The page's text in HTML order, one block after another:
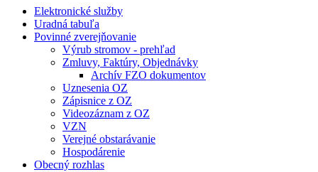
Elektronické služby
Uradná tabuľa
Povinné zverejňovanie
Výrub stromov - prehľad
Zmluvy, Faktúry, Objednávky
Archív FZO dokumentov
Uznesenia OZ
Zápisnice z OZ
Videozáznam z OZ
VZN
Verejné obstarávanie
Hospodárenie
Obecný rozhlas